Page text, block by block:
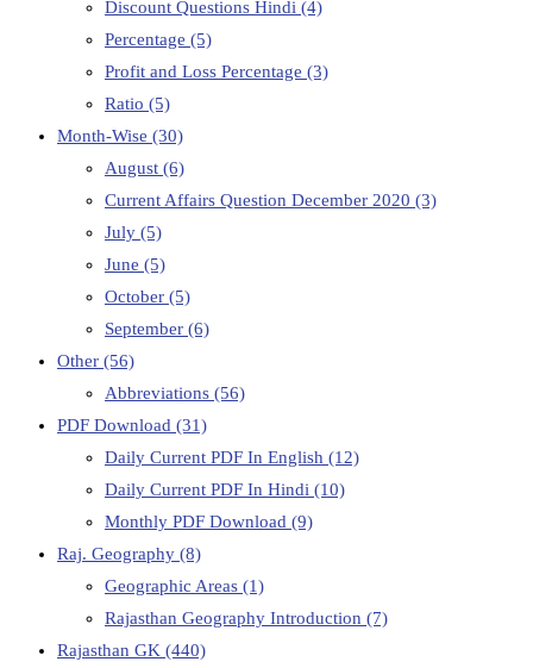
Discount Questions Hindi (4)
Percentage (5)
Profit and Loss Percentage (3)
Ratio (5)
Month-Wise (30)
August (6)
Current Affairs Question December 2020 (3)
July (5)
June (5)
October (5)
September (6)
Other (56)
Abbreviations (56)
PDF Download (31)
Daily Current PDF In English (12)
Daily Current PDF In Hindi (10)
Monthly PDF Download (9)
Raj. Geography (8)
Geographic Areas (1)
Rajasthan Geography Introduction (7)
Rajasthan GK (440)